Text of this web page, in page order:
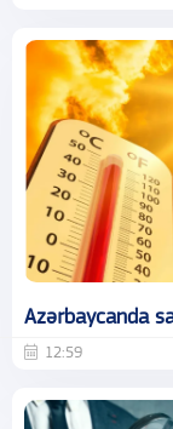
Azərbaycanda
12:59